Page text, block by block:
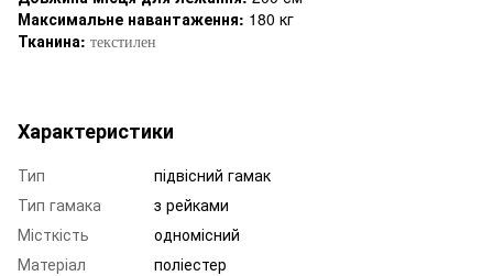
Максимальне навантаження: 180 кг
Тканина: текстилен
Характеристики
Тип
підвісний гамак
Тип гамака
з рейками
Місткість
одномісний
Матеріал
поліестер